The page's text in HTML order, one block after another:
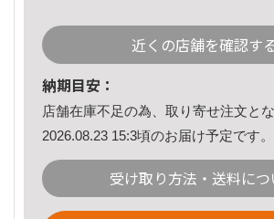
近くの店舗を確認す
納期目安：
店舗在庫不足の為、取り寄せ注文とな
2026.08.23 15:3頃のお届け予定です。
受け取り方法・送料につ